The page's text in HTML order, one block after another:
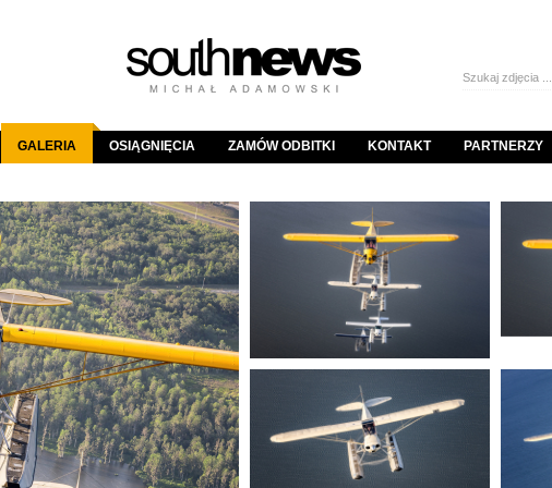
GALERIA OSIĄGNIĘCIA ZAMÓW ODBITKI KONTAKT PARTNERZY